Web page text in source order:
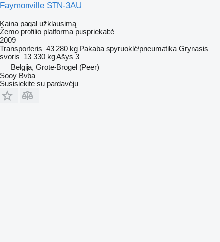
Faymonville STN-3AU
Kaina pagal užklausimą
Žemo profilio platforma puspriekabė
2009
Transporteris 43 280 kg Pakaba spyruoklė/pneumatika Grynasis
svoris 13 330 kgAšys 3
Belgija, Grote-Brogel (Peer)
Sooy Bvba
Susisiekite su pardavėju